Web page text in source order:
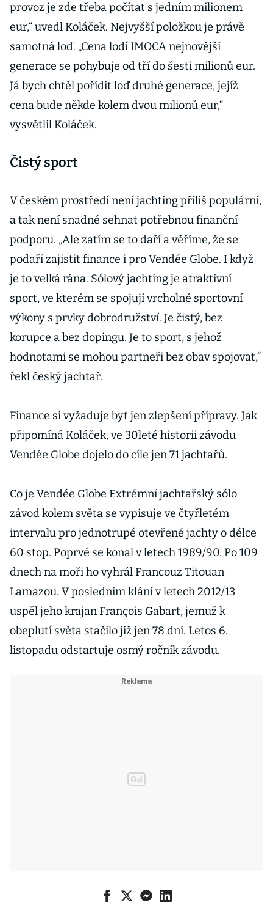
provoz je zde třeba počítat s jedním milionem
eur,“ uvedl Koláček. Nejvyšší položkou je právě
samotná loď. „Cena lodí IMOCA nejnovější
generace se pohybuje od tří do šesti milionů eur.
Já bych chtěl pořídit loď druhé generace, jejíž
cena bude někde kolem dvou milionů eur,“
vysvětlil Koláček.
Čistý sport
V českém prostředí není jachting příliš populární,
a tak není snadné sehnat potřebnou finanční
podporu. „Ale zatím se to daří a věříme, že se
podaří zajistit finance i pro Vendée Globe. I když
je to velká rána. Sólový jachting je atraktivní
sport, ve kterém se spojují vrcholné sportovní
výkony s prvky dobrodružství. Je čistý, bez
korupce a bez dopingu. Je to sport, s jehož
hodnotami se mohou partneři bez obav spojovat,“
řekl český jachtař.
Finance si vyžaduje byť jen zlepšení přípravy. Jak
připomíná Koláček, ve 30leté historii závodu
Vendée Globe dojelo do cíle jen 71 jachtařů.
Co je Vendée Globe Extrémní jachtařský sólo
závod kolem světa se vypisuje ve čtyřletém
intervalu pro jednotrupé otevřené jachty o délce
60 stop. Poprvé se konal v letech 1989/90. Po 109
dnech na moři ho vyhrál Francouz Titouan
Lamazou. V posledním klání v letech 2012/13
uspěl jeho krajan François Gabart, jemuž k
obeplutí světa stačilo již jen 78 dní. Letos 6.
listopadu odstartuje osmý ročník závodu.